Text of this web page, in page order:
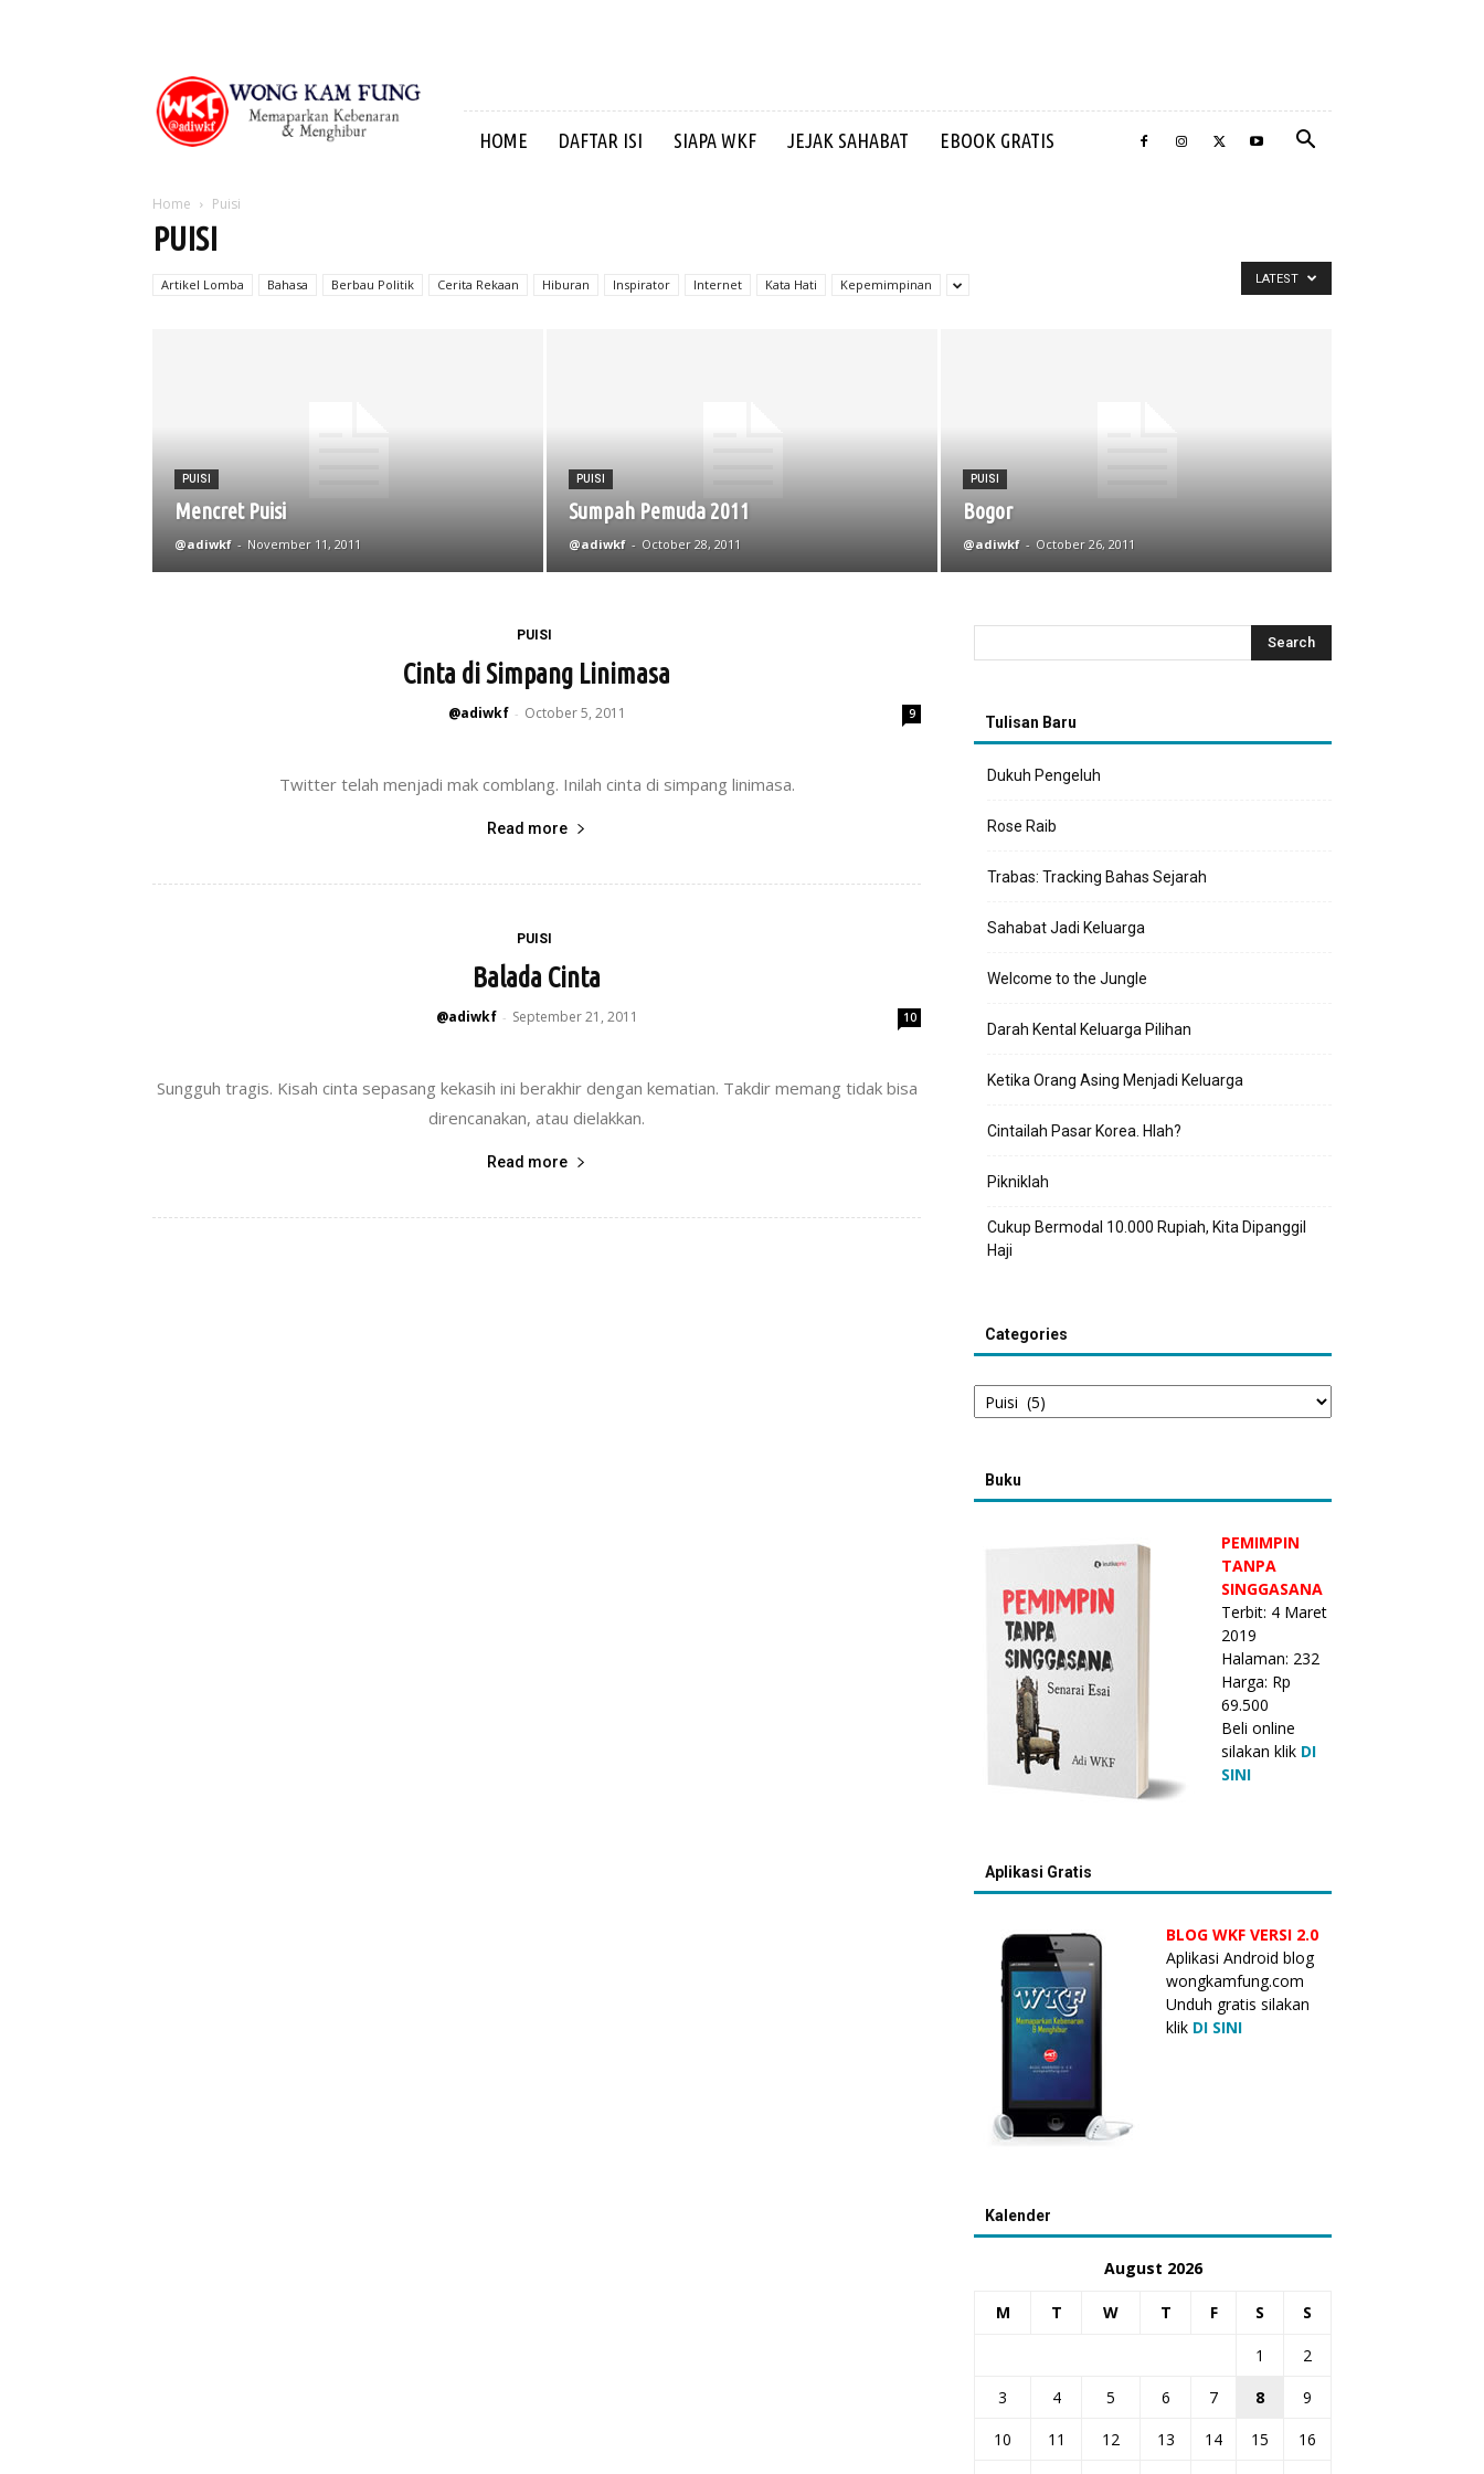
Kam
Fung
HOME DAFTAR ISI SIAPA WKF JEJAK SAHABAT EBOOK GRATIS
Home Puisi
PUISI
Artikel Lomba Bahasa Berbau Politik Cerita Rekaan Hiburan Inspirator Internet Kata Hati Kepemimpinan LATEST
PUISI
Mencret Puisi
@adiwkf - November 11, 2011
PUISI
Sumpah Pemuda 2011
@adiwkf - October 28, 2011
PUISI
Bogor
@adiwkf - October 26, 2011
PUISI
Cinta di Simpang Linimasa
@adiwkf - October 5, 2011 9
Twitter telah menjadi mak comblang. Inilah cinta di simpang linimasa.
Read more
PUISI
Balada Cinta
@adiwkf - September 21, 2011 10
Sungguh tragis. Kisah cinta sepasang kekasih ini berakhir dengan kematian. Takdir memang tidak bisa
direncanakan, atau dielakkan.
Read more
Tulisan Baru
Dukuh Pengeluh
Rose Raib
Trabas: Tracking Bahas Sejarah
Sahabat Jadi Keluarga
Welcome to the Jungle
Darah Kental Keluarga Pilihan
Ketika Orang Asing Menjadi Keluarga
Cintailah Pasar Korea. Hlah?
Pikniklah
Cukup Bermodal 10.000 Rupiah, Kita Dipanggil
Haji
Categories
Categories
Buku
PEMIMPIN
TANPA
SINGGASANA
Terbit: 4 Maret
2019
Halaman: 232
Harga: Rp
69.500
Beli online
silakan klik DI
SINI
Aplikasi Gratis
BLOG WKF VERSI 2.0
Aplikasi Android blog
wongkamfung.com
Unduh gratis silakan
klik DI SINI
Kalender
August 2026
M T W T F S S
1
2
3
4 5 6 7 8
9
10
11 12 13 14 15
16